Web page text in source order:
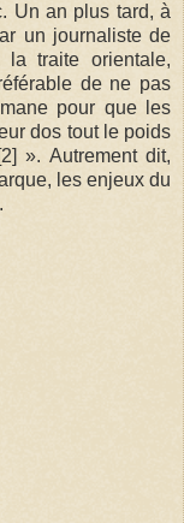
Un an plus tard, à
un journaliste de
la traite orientale,
de ne pas
pour que les
dos tout le poids
». Autrement dit,
les enjeux du